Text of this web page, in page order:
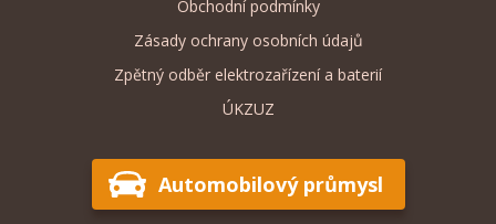
Obchodní podmínky
Zásady ochrany osobních údajů
Zpětný odběr elektrozařízení a baterií
ÚKZUZ
Automobilový průmysl